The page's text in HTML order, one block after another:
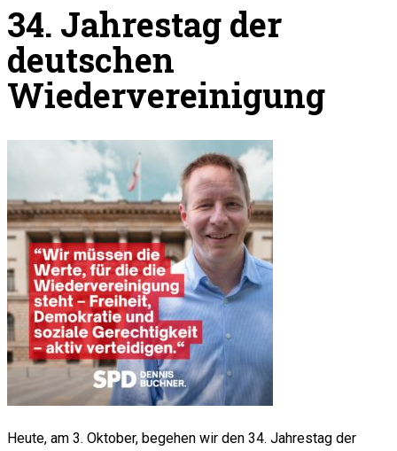
34. Jahrestag der
deutschen
Wiedervereinigung
Heute, am 3. Oktober, begehen wir den 34. Jahrestag der